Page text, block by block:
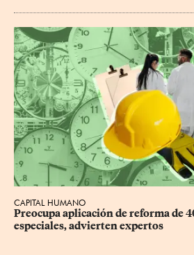
CAPITAL HUMANO
Preocupa aplicación de reforma de
especiales, advierten expertos